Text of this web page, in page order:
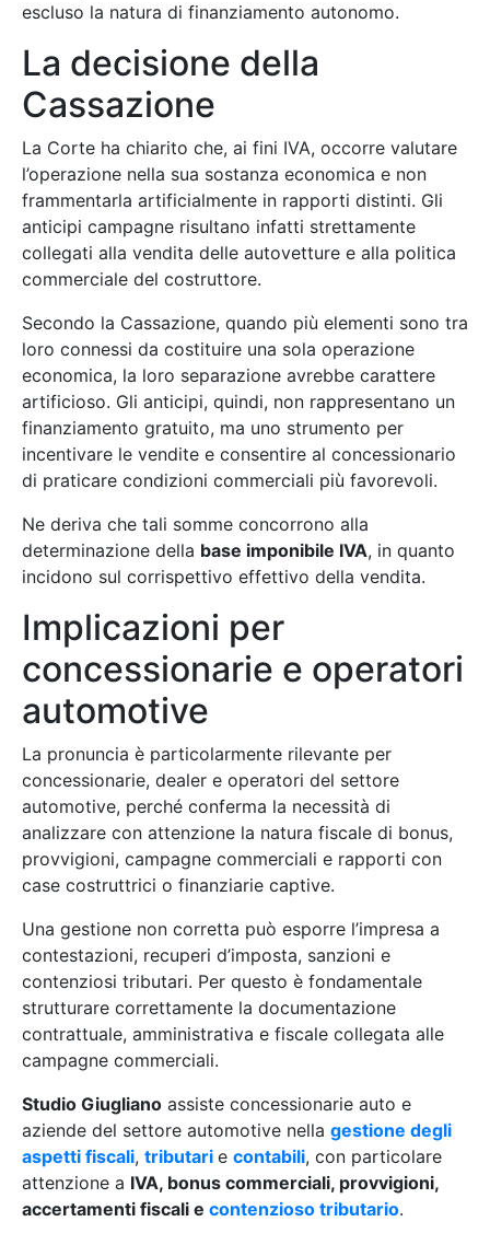
escluso la natura di finanziamento autonomo.
La decisione della
Cassazione
La Corte ha chiarito che, ai fini IVA, occorre valutare
l’operazione nella sua sostanza economica e non
frammentarla artificialmente in rapporti distinti. Gli
anticipi campagne risultano infatti strettamente
collegati alla vendita delle autovetture e alla politica
commerciale del costruttore.
Secondo la Cassazione, quando più elementi sono tra
loro connessi da costituire una sola operazione
economica, la loro separazione avrebbe carattere
artificioso. Gli anticipi, quindi, non rappresentano un
finanziamento gratuito, ma uno strumento per
incentivare le vendite e consentire al concessionario
di praticare condizioni commerciali più favorevoli.
Ne deriva che tali somme concorrono alla
determinazione della base imponibile IVA, in quanto
incidono sul corrispettivo effettivo della vendita.
Implicazioni per
concessionarie e operatori
automotive
La pronuncia è particolarmente rilevante per
concessionarie, dealer e operatori del settore
automotive, perché conferma la necessità di
analizzare con attenzione la natura fiscale di bonus,
provvigioni, campagne commerciali e rapporti con
case costruttrici o finanziarie captive.
Una gestione non corretta può esporre l’impresa a
contestazioni, recuperi d’imposta, sanzioni e
contenziosi tributari. Per questo è fondamentale
strutturare correttamente la documentazione
contrattuale, amministrativa e fiscale collegata alle
campagne commerciali.
Studio Giugliano assiste concessionarie auto e
aziende del settore automotive nella gestione degli
aspetti fiscali, tributari e contabili, con particolare
attenzione a IVA, bonus commerciali, provvigioni,
accertamenti fiscali e contenzioso tributario.